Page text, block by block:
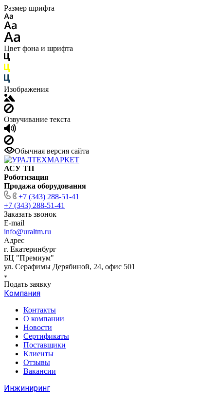
Размер шрифта
Цвет фона и шрифта
Изображения
Озвучивание текста
Обычная версия сайта
АСУ ТП
Роботизация
Продажа оборудования
+7 (343) 288-51-41
+7 (343) 288-51-41
Заказать звонок
E-mail
info@uraltm.ru
Адрес
г. Екатеринбург
БЦ "Премиум"
ул. Серафимы Дерябиной, 24, офис 501
Подать заявку
Компания
Контакты
О компании
Новости
Сертификаты
Поставщики
Клиенты
Отзывы
Вакансии
Инжиниринг